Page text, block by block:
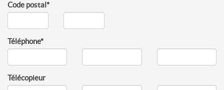
Code postal*
Téléphone*
Télécopieur